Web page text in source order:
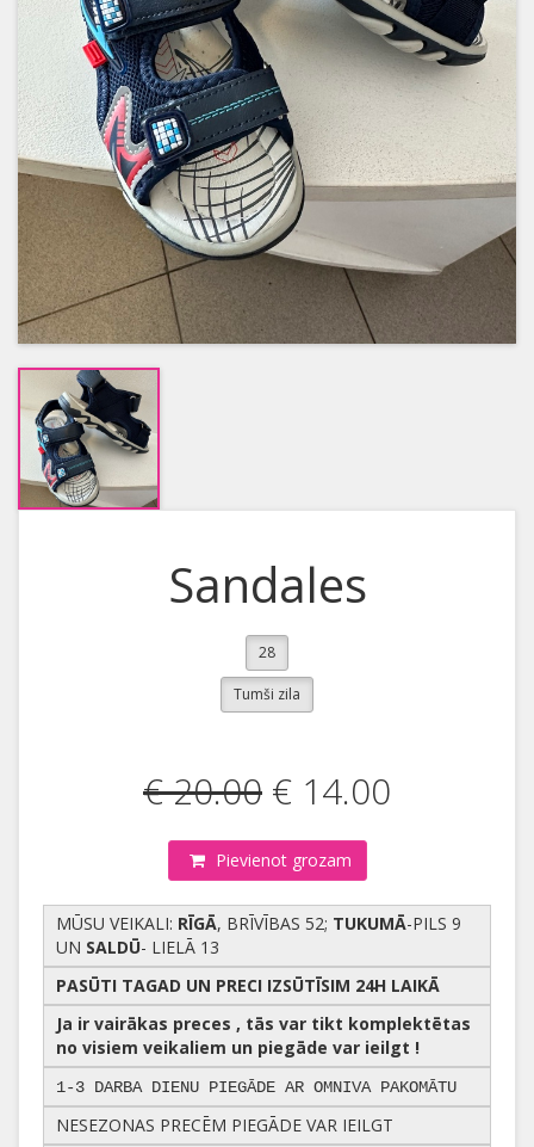
Sandales
28
Tumši zila
€ 20.00 € 14.00
Pievienot grozam
MŪSU VEIKALI: RĪGĀ, BRĪVĪBAS 52; TUKUMĀ-PILS 9
UN SALDŪ- LIELĀ 13
PASŪTI TAGAD UN PRECI IZSŪTĪSIM 24H LAIKĀ
Ja ir vairākas preces , tās var tikt komplektētas
no visiem veikaliem un piegāde var ieilgt !
1-3 DARBA DIENU PIEGĀDE AR OMNIVA PAKOMĀTU
NESEZONAS PRECĒM PIEGĀDE VAR IEILGT